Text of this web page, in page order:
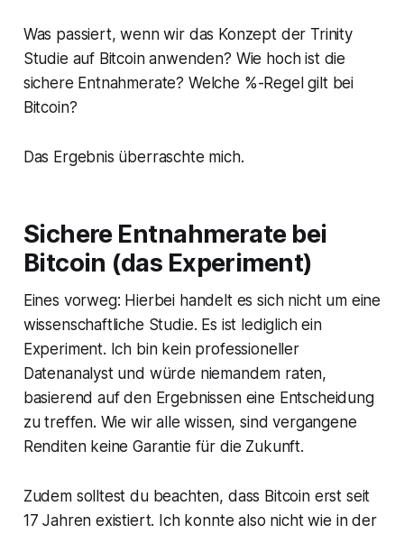
Was passiert, wenn wir das Konzept der Trinity
Studie auf Bitcoin anwenden? Wie hoch ist die
sichere Entnahmerate? Welche %-Regel gilt bei
Bitcoin?
Das Ergebnis überraschte mich.
Sichere Entnahmerate bei
Bitcoin (das Experiment)
Eines vorweg: Hierbei handelt es sich nicht um eine
wissenschaftliche Studie. Es ist lediglich ein
Experiment. Ich bin kein professioneller
Datenanalyst und würde niemandem raten,
basierend auf den Ergebnissen eine Entscheidung
zu treffen. Wie wir alle wissen, sind vergangene
Renditen keine Garantie für die Zukunft.
Zudem solltest du beachten, dass Bitcoin erst seit
17 Jahren existiert. Ich konnte also nicht wie in der